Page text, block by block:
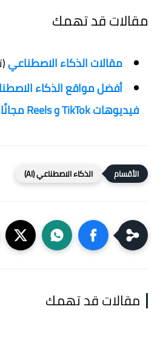
مقالات قد تهمك
مقالات الذكاء الاصطناعي
أفضل مواقع الذكاء
فيديوهات TikTok و Reels مجانًا 2026
الذكاء الاصطناعي (AI)
مقالات قد تهمك